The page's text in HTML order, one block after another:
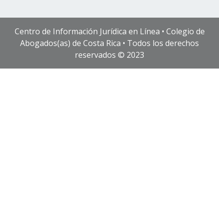
Centro de Información Jurídica en Línea • Colegio de
Abogados(as) de Costa Rica • Todos los derechos
reservados © 2023